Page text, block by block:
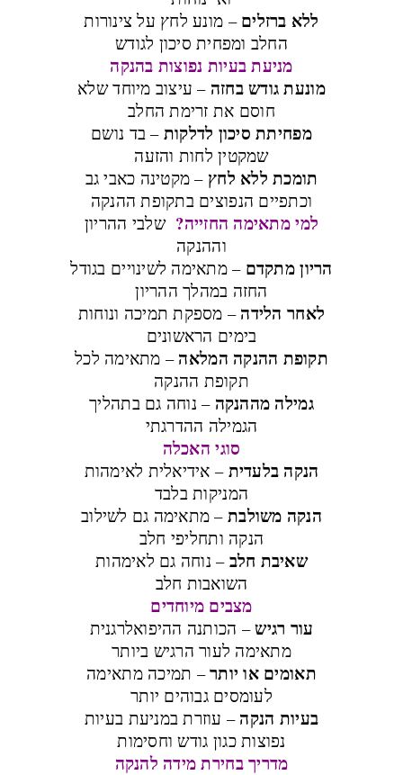
ללא ברזלים – מונע לחץ על צינורות
החלב ומפחית סיכון לגודש
מניעת בעיות נפוצות בהנקה
מונעת גודש בחזה – עיצוב מיוחד שלא
חוסם את זרימת החלב
מפחיתת סיכון לדלקות – בד נושם
שמקטין לחות והזעה
תומכת ללא לחץ – מקטינה כאבי גב
וכתפיים הנפוצים בתקופת ההנקה
למי מתאימה החזייה?שלבי ההריון
וההנקה
הריון מתקדם – מתאימה לשינויים בגודל
החזה במהלך ההריון
לאחר הלידה – מספקת תמיכה ונוחות
בימים הראשונים
תקופת ההנקה המלאה – מתאימה לכל
תקופת ההנקה
גמילה מההנקה – נוחה גם בתהליך
הגמילה ההדרגתי
סוגי האכלה
הנקה בלעדית – אידיאלית לאימהות
המניקות בלבד
הנקה משולבת– מתאימה גם לשילוב
הנקה ותחליפי חלב
שאיבת חלב – נוחה גם לאימהות
השואבות חלב
מצבים מיוחדים
עור רגיש– הכותנה ההיפואלרגנית
מתאימה לעור הרגיש ביותר
תאומים או יותר– תמיכה מתאימה
לעומסים גבוהים יותר
בעיות הנקה – עוזרת במניעת בעיות
נפוצות כגון גודש וחסימות
מדריך בחירת מידה להנקה